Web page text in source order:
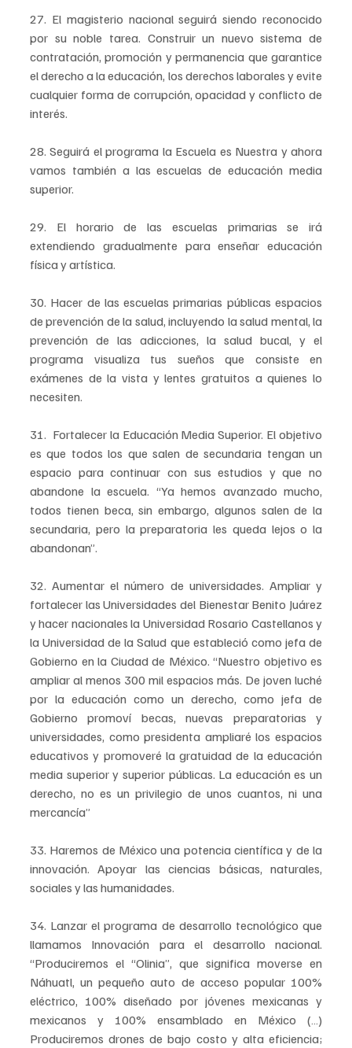
27. El magisterio nacional seguirá siendo reconocido
por su noble tarea. Construir un nuevo sistema de
contratación, promoción y permanencia que garantice
el derecho a la educación, los derechos laborales y evite
cualquier forma de corrupción, opacidad y conflicto de
interés.
28. Seguirá el programa la Escuela es Nuestra y ahora
vamos también a las escuelas de educación media
superior.
29. El horario de las escuelas primarias se irá
extendiendo gradualmente para enseñar educación
física y artística.
30. Hacer de las escuelas primarias públicas espacios
de prevención de la salud, incluyendo la salud mental, la
prevención de las adicciones, la salud bucal, y el
programa visualiza tus sueños que consiste en
exámenes de la vista y lentes gratuitos a quienes lo
necesiten.
31.  Fortalecer la Educación Media Superior. El objetivo
es que todos los que salen de secundaria tengan un
espacio para continuar con sus estudios y que no
abandone la escuela. “Ya hemos avanzado mucho,
todos tienen beca, sin embargo, algunos salen de la
secundaria, pero la preparatoria les queda lejos o la
abandonan”.
32. Aumentar el número de universidades. Ampliar y
fortalecer las Universidades del Bienestar Benito Juárez
y hacer nacionales la Universidad Rosario Castellanos y
la Universidad de la Salud que estableció como jefa de
Gobierno en la Ciudad de México. “Nuestro objetivo es
ampliar al menos 300 mil espacios más. De joven luché
por la educación como un derecho, como jefa de
Gobierno promoví becas, nuevas preparatorias y
universidades, como presidenta ampliaré los espacios
educativos y promoveré la gratuidad de la educación
media superior y superior públicas. La educación es un
derecho, no es un privilegio de unos cuantos, ni una
mercancía”
33. Haremos de México una potencia científica y de la
innovación. Apoyar las ciencias básicas, naturales,
sociales y las humanidades.
34. Lanzar el programa de desarrollo tecnológico que
llamamos Innovación para el desarrollo nacional.
“Produciremos el “Olinia”, que significa moverse en
Náhuatl, un pequeño auto de acceso popular 100%
eléctrico, 100% diseñado por jóvenes mexicanas y
mexicanos y 100% ensamblado en México (…)
Produciremos drones de bajo costo y alta eficiencia;